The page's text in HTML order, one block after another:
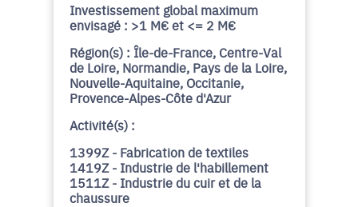
Investissement global maximum
envisagé : >1 M€ et <= 2 M€
Région(s) : Île-de-France, Centre-Val
de Loire, Normandie, Pays de la Loire,
Nouvelle-Aquitaine, Occitanie,
Provence-Alpes-Côte d'Azur
Activité(s) :
1399Z - Fabrication de textiles
1419Z - Industrie de l'habillement
1511Z - Industrie du cuir et de la
chaussure